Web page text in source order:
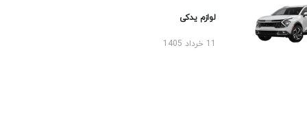
لوازم یدکی